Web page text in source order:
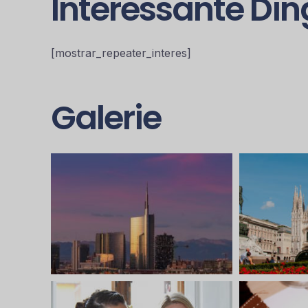
Interessante
[mostrar_repeater_interes]
Galerie